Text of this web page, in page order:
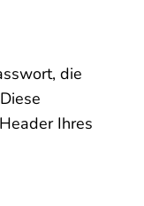
die
Ihres